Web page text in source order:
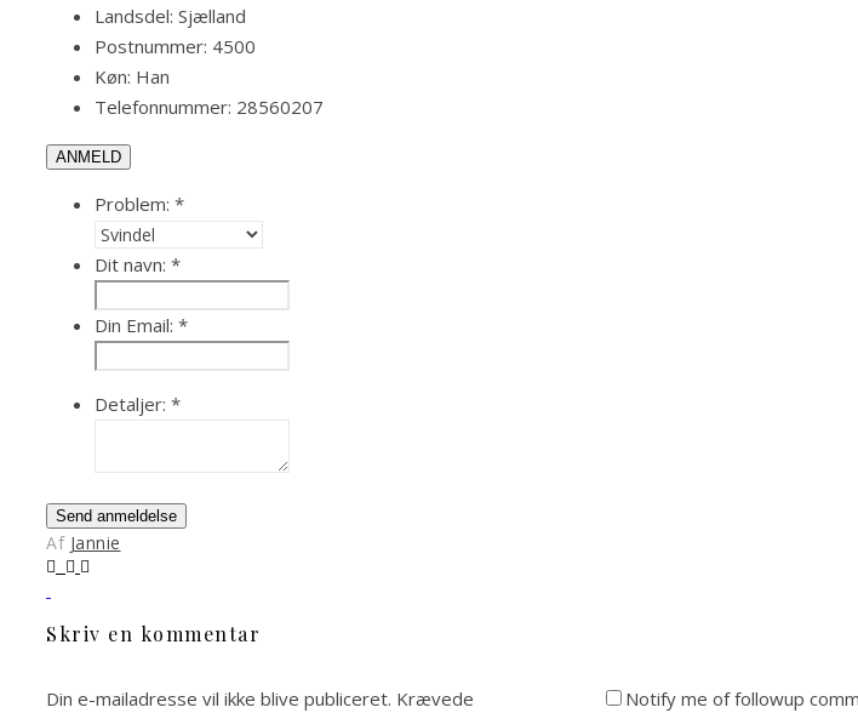
Landsdel: Sjælland
Postnummer: 4500
Køn: Han
Telefonnummer: 28560207
ANMELD
Problem: *
Dit navn: *
Din Email: *
Detaljer: *
Send anmeldelse
Af Jannie
Skriv en kommentar
Din e-mailadresse vil ikke blive publiceret. Krævede
Notify me of followup